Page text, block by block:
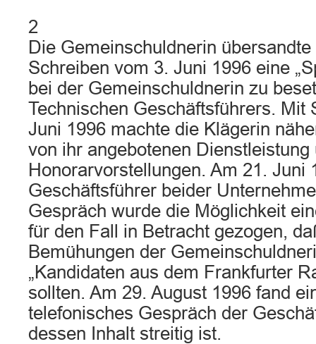
2
Die Gemeinschuldnerin
Schreiben vom 3. Juni 1996 eine
bei der Gemeinschuldnerin zu
Technischen Geschäftsführers. Mit
Juni 1996 machte die Klägerin
von ihr angebotenen Dienstleistung
Honorarvorstellungen. Am 21. Juni
Geschäftsführer beider
Gespräch wurde die Möglichkeit
für den Fall in Betracht gezogen,
Bemühungen der
„Kandidaten aus dem Frankfurter
sollten. Am 29. August 1996 fand
telefonisches Gespräch der
dessen Inhalt streitig ist.